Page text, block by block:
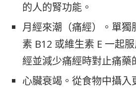
的人的腎功能。
月經來潮（痛經）。單獨
素 B12 或維生素 E 一起
經並減少痛經時對止痛藥
心臟衰竭。從食物中攝入